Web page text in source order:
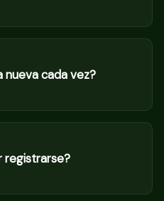
nueva cada vez?
registrarse?